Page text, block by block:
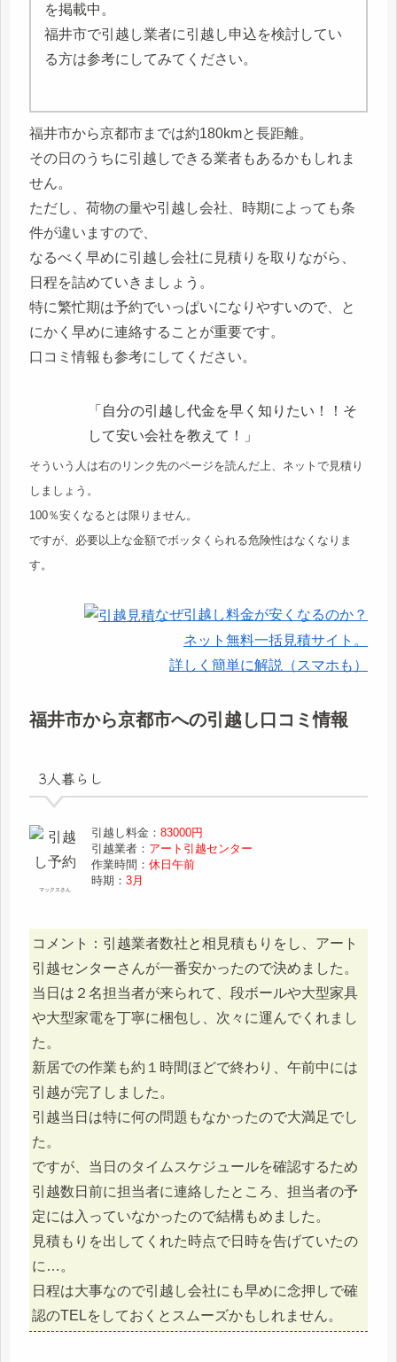
を掲載中。
福井市で引越し業者に引越し申込を検討してい
る方は参考にしてみてください。
福井市から京都市までは約180kmと長距離。
その日のうちに引越しできる業者もあるかもしれま
せん。
ただし、荷物の量や引越し会社、時期によっても条
件が違いますので、
なるべく早めに引越し会社に見積りを取りながら、
日程を詰めていきましょう。
特に繁忙期は予約でいっぱいになりやすいので、と
にかく早めに連絡することが重要です。
口コミ情報も参考にしてください。
「自分の引越し代金を早く知りたい！！そ
して安い会社を教えて！」
そういう人は右のリンク先のページを読んだ上、ネットで見積り
しましょう。
100％安くなるとは限りません。
ですが、必要以上な金額でボッタくられる危険性はなくなりま
す。
なぜ引越し料金が安くなるのか？
ネット無料一括見積サイト。
詳しく簡単に解説（スマホも）
福井市から京都市への引越し口コミ情報
3人暮らし
マックスさん
引越し料金：83000円
引越業者： アート引越センター
作業時間：休日午前
時期：3月
コメント：引越業者数社と相見積もりをし、アート
引越センターさんが一番安かったので決めました。
当日は２名担当者が来られて、段ボールや大型家具
や大型家電を丁寧に梱包し、次々に運んでくれまし
た。
新居での作業も約１時間ほどで終わり、午前中には
引越が完了しました。
引越当日は特に何の問題もなかったので大満足でし
た。
ですが、当日のタイムスケジュールを確認するため
引越数日前に担当者に連絡したところ、担当者の予
定には入っていなかったので結構もめました。
見積もりを出してくれた時点で日時を告げていたの
に…。
日程は大事なので引越し会社にも早めに念押しで確
認のTELをしておくとスムーズかもしれません。